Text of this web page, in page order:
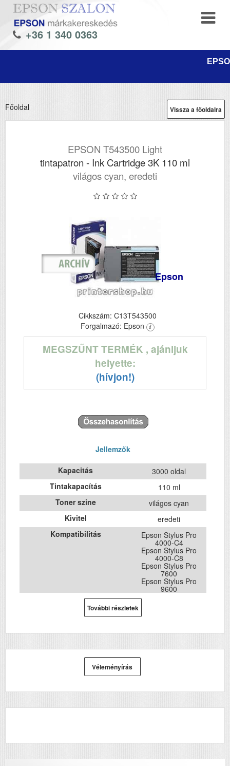
+36 1 340 0363
Vissza a főoldalra
Főoldal
EPSON T543500 Light
tintapatron - Ink Cartridge 3K 110 ml
világos cyan, eredeti
Epson
Cikkszám: C13T543500
Forgalmazó: Epson
MEGSZŰNT TERMÉK , ajánljuk
helyette:
(hívjon!)
Jellemzők
Kapacitás
3000 oldal
Tintakapacítás
110 ml
Toner szine
világos cyan
Kivitel
eredeti
Kompatibilitás
Epson Stylus Pro
4000-C4
Epson Stylus Pro
4000-C8
Epson Stylus Pro
7600
Epson Stylus Pro
9600
További részletek
Véleményírás